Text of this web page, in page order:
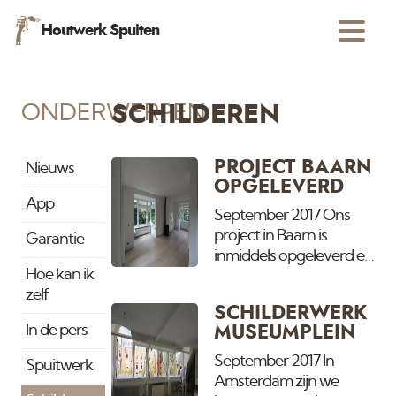
Houtwerk Spuiten
ONDERWERPEN
Nieuws
App
Garantie
Hoe kan ik
zelf
In de pers
Spuitwerk
SCHILDEREN
PROJECT BAARN
OPGELEVERD
September 2017 Ons
project in Baarn is
inmiddels opgeleverd en
woning is geheel
gespoten vanaf de
begaande grond, 1e
etage tot en met de
SCHILDERWERK
MUSEUMPLEIN
September 2017 In
Amsterdam zijn we